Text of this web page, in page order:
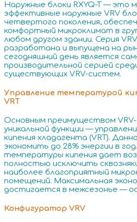
Наружные блоки RXYQ-T — это
эффективные наружные VRV
четвертого поколения,
комфортный микроклимат в
любом другом здании. Серия
разработана и выпущена на
сегодняшний день является
производительной серией
существующих VRV-систем.
Управление температурой
VRT
Основным преимуществом VRV-
уникальной функции —
кипения хладагента (VRT).
экономить до 28% энергии в
температуры кипения дает
полностью исключить
наиболее благоприятный
помещений. Максимальная
достигается в межсезонье —
Конфигуратор VRV